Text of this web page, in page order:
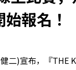
報名！
)宣布，『THE